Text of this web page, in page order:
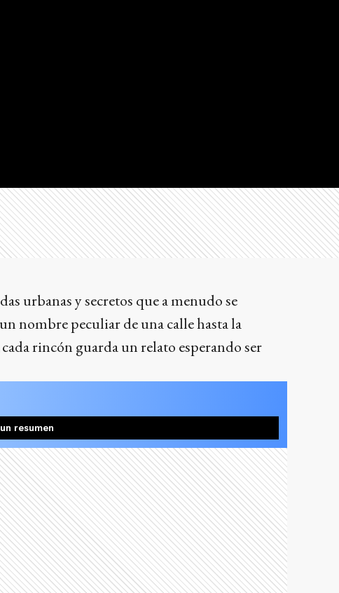
urbanas y secretos que a menudo se
nombre peculiar de una calle hasta la
rincón guarda un relato esperando ser
resumen